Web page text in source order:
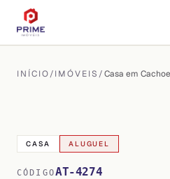
INÍCIO/IMÓVEIS /Casa em
CASA ALUGUEL
CÓDIGOAT-4274